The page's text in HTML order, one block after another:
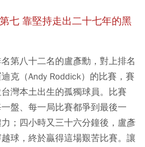
七 靠堅持走出二十七年的黑
第八十二名的盧彥勳，對上排名
克（Andy Roddick）的比賽，賽
灣本土出生的孤獨球員。比賽
盤、每一局比賽都爭到最後一
；四小時又三十六分鐘後，盧彥
球，終於贏得這場艱苦比賽。讓